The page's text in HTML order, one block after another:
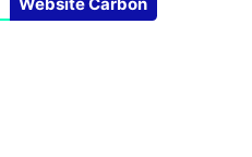
Website Carbon